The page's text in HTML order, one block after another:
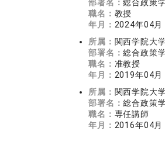
部署名：総合政策
職名： 教授
年月： 2024年04月
所属： 関西学院大
部署名：総合政策
職名： 准教授
年月： 2019年04月
所属： 関西学院大
部署名：総合政策
職名： 専任講師
年月： 2016年04月